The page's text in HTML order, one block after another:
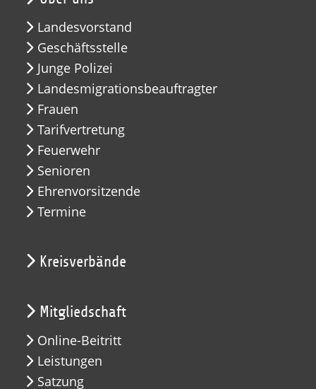
Landesvorstand
Geschäftsstelle
Junge Polizei
Landesmigrationsbeauftragter
Frauen
Tarifvertretung
Feuerwehr
Senioren
Ehrenvorsitzende
Termine
Kreisverbände
Mitgliedschaft
Online-Beitritt
Leistungen
Satzung